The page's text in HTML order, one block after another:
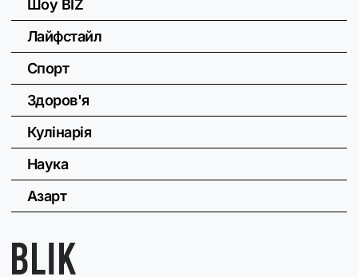
Шоу BIZ
Лайфстайл
Спорт
Здоров'я
Кулінарія
Наука
Азарт